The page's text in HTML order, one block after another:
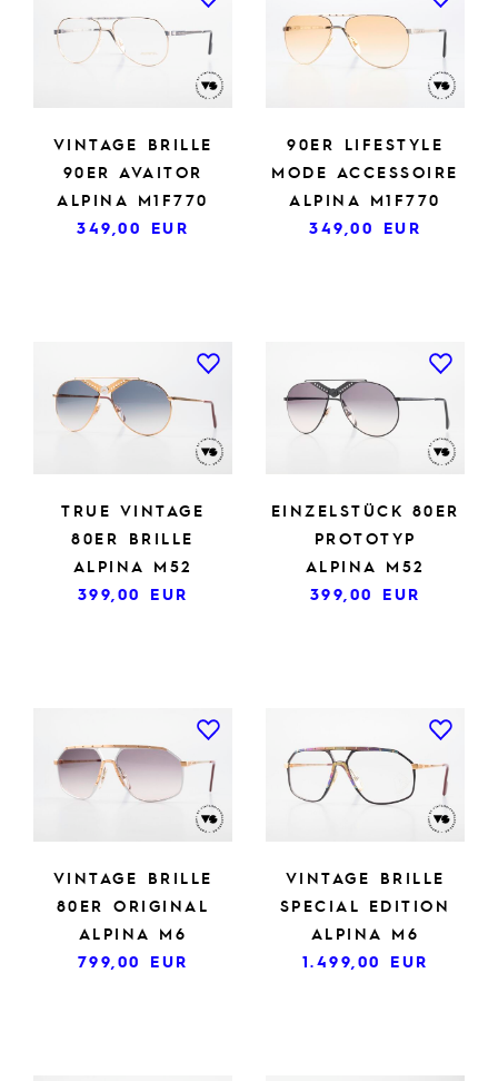
VINTAGE BRILLE
90ER AVAITOR
ALPINA M1F770
349,00 EUR
90ER LIFESTYLE
MODE ACCESSOIRE
ALPINA M1F770
349,00 EUR
TRUE VINTAGE
80ER BRILLE
ALPINA M52
399,00 EUR
EINZELSTÜCK 80ER
PROTOTYP
ALPINA M52
399,00 EUR
VINTAGE BRILLE
80ER ORIGINAL
ALPINA M6
799,00 EUR
VINTAGE BRILLE
SPECIAL EDITION
ALPINA M6
1.499,00 EUR